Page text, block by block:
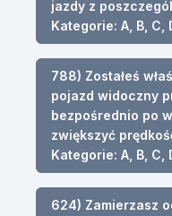
jazdy z
Kategorie: A, B, C,
788) Zostałeś
pojazd widoczny
bezpośrednio po
zwiększyć
Kategorie: A, B, C,
624) Zamierzasz